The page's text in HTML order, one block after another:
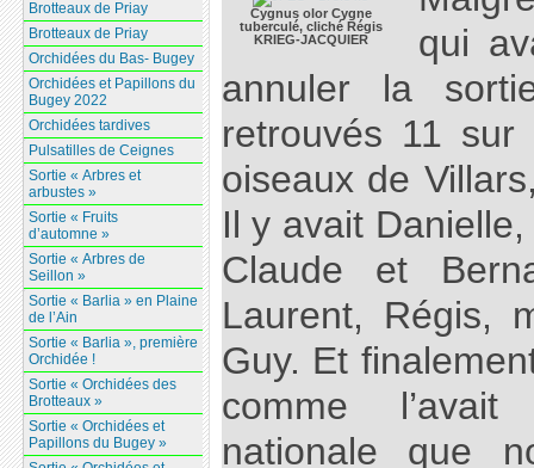
Cygnus olor Cygne
tuberculé, cliché Régis
KRIEG-JACQUIER
qui
annuler la
retrouvés 11
oiseaux de
Il y avait
Claude et
Laurent, Régis,
Guy. Et
comme
nationale que
Brotteaux de Priay
Brotteaux de Priay
Orchidées du Bas- Bugey
Orchidées et Papillons du
Bugey 2022
Orchidées tardives
Pulsatilles de Ceignes
Sortie « Arbres et
arbustes »
Sortie « Fruits
d’automne »
Sortie « Arbres de
Seillon »
Sortie « Barlia » en Plaine
de l’Ain
Sortie « Barlia », première
Orchidée !
Sortie « Orchidées des
Brotteaux »
Sortie « Orchidées et
Papillons du Bugey »